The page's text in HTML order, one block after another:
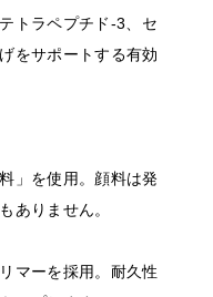
トラペプチド-3、セ
をサポートする有効
」を使用。顔料は発
ありません。
マーを採用。耐久性